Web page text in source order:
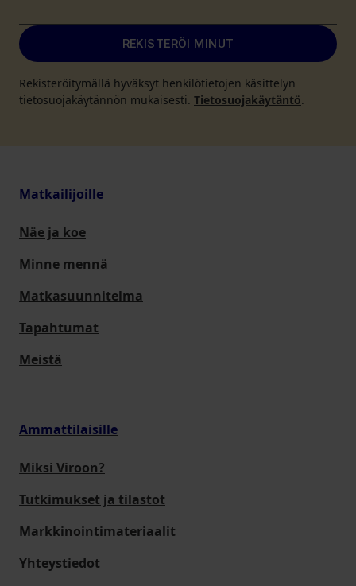
REKISTERÖI MINUT
Rekisteröitymällä hyväksyt henkilötietojen käsittelyn
tietosuojakäytännön mukaisesti. Tietosuojakäytäntö.
Matkailijoille
Näe ja koe
Minne mennä
Matkasuunnitelma
Tapahtumat
Meistä
Ammattilaisille
Miksi Viroon?
Tutkimukset ja tilastot
Markkinointimateriaalit
Yhteystiedot